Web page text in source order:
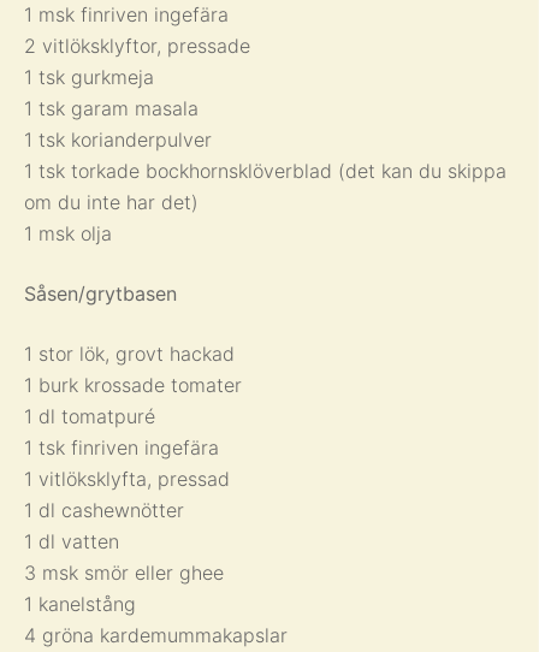
1 msk finriven ingefära
2 vitlöksklyftor, pressade
1 tsk gurkmeja
1 tsk garam masala
1 tsk korianderpulver
1 tsk torkade bockhornsklöverblad (det kan du skippa
om du inte har det)
1 msk olja
Såsen/grytbasen
1 stor lök, grovt hackad
1 burk krossade tomater
1 dl tomatpuré
1 tsk finriven ingefära
1 vitlöksklyfta, pressad
1 dl cashewnötter
1 dl vatten
3 msk smör eller ghee
1 kanelstång
4 gröna kardemummakapslar